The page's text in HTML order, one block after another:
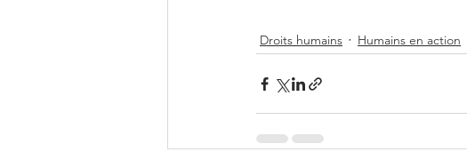
Droits humains Humains en action